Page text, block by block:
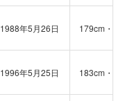
1988年5月26日 179cm・
1996年5月25日 183cm・